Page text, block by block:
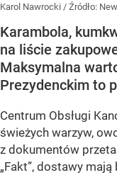
Karol Nawrocki / Źródło:
Karambola,
na liście
Maksymalna
Prezydenckim to
Centrum Obsługi
świeżych warzyw,
z dokumentów
„Fakt”, dostawy